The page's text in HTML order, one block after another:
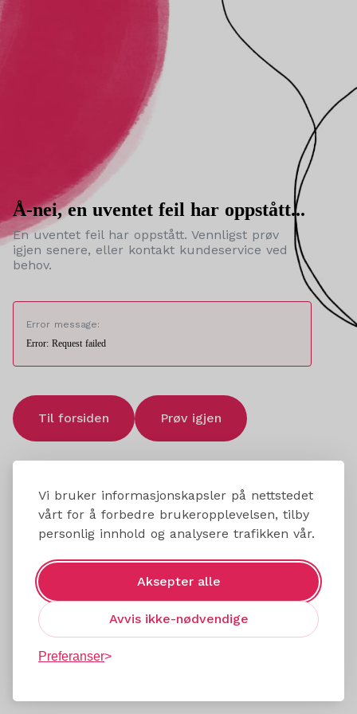
Vi bruker informasjonskapsler på nettstedet
vårt for å forbedre brukeropplevelsen, tilby
personlig innhold og analysere trafikken vår.
Aksepter alle
Avvis ikke-nødvendige
Preferanser
Å-nei, en uventet feil har oppstått...
En uventet feil har oppstått. Vennligst prøv
igjen senere, eller kontakt kundeservice ved
behov.
Error message:
Error: Request failed
Til forsiden Prøv igjen